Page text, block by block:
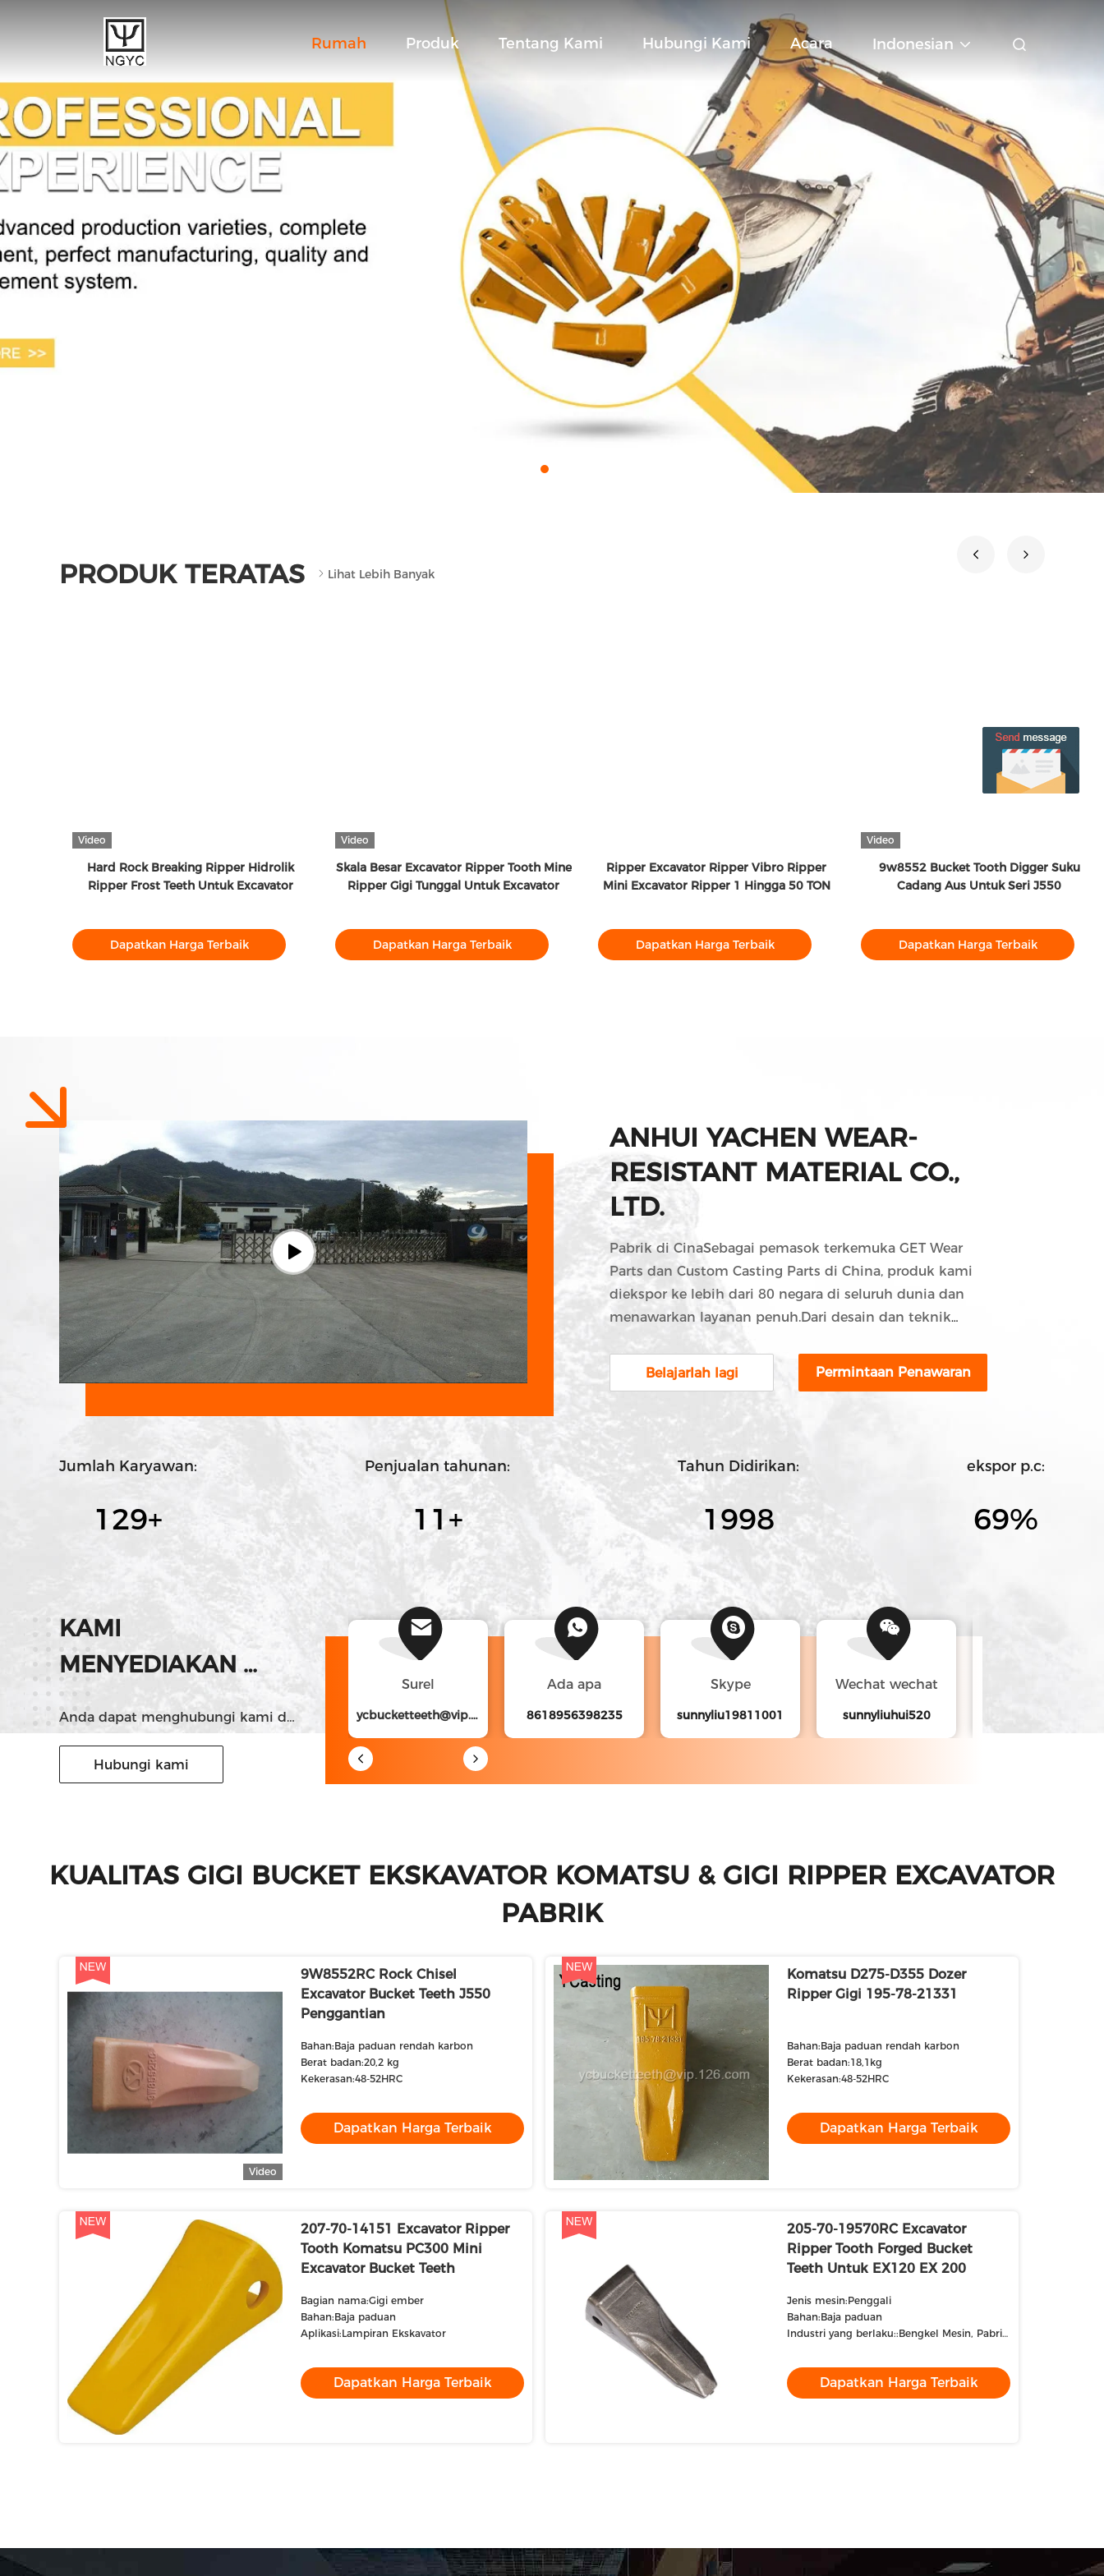
Rumah Produk Tentang Kami Hubungi Kami Acara Indonesian
PRODUK TERATAS Lihat Lebih Banyak
Video
Hard Rock Breaking Ripper Hidrolik
Ripper Frost Teeth Untuk Excavator
Dapatkan Harga Terbaik
Video
Skala Besar Excavator Ripper Tooth Mine
Ripper Gigi Tunggal Untuk Excavator
Dapatkan Harga Terbaik
Ripper Excavator Ripper Vibro Ripper
Mini Excavator Ripper 1 Hingga 50 TON
Dapatkan Harga Terbaik
Video
9w8552 Bucket Tooth Digger Suku
Cadang Aus Untuk Seri J550
Dapatkan Harga Terbaik
ANHUI YACHEN WEAR-
RESISTANT MATERIAL CO.,
LTD.
Pabrik di CinaSebagai pemasok terkemuka GET Wear
Parts dan Custom Casting Parts di China, produk kami
diekspor ke lebih dari 80 negara di seluruh dunia dan
menawarkan layanan penuh.Dari desain dan teknik
hingga fabrikasi dan pengiriman, tim kami menangani
setiap langkah pembuatan dan penggunaan produk
kami.Pengecoran ANHUI YACHEN menggunakan
pengalaman bertahun-tahun untuk mengembangkan
konstruksi, mesin teknik, dan pemeliharaan
jalan.Rentang ...
Belajarlah lagi Permintaan Penawaran
Jumlah Karyawan:
130+
Penjualan tahunan:
12+
Tahun Didirikan:
2001
ekspor p.c:
70%
KAMI
MENYEDIAKAN
LAYANAN TERBAIK!
Anda dapat menghubungi kami dengan berbagai cara
Hubungi kami
Wechat wechat
sunnyliuhui520
Surel
ycbucketteeth@vip.126.com
Ada apa
8618956398235
Skype
sunnyliu19811001
Wechat wechat
sunnyliuhui520
KUALITAS GIGI BUCKET EKSKAVATOR KOMATSU & GIGI RIPPER EXCAVATOR
PABRIK
Video
9W8552RC Rock Chisel
Excavator Bucket Teeth J550
Penggantian
Bahan:Baja paduan rendah karbon
Berat badan:20,2 kg
Kekerasan:48-52HRC
Dapatkan Harga Terbaik
Komatsu D275-D355 Dozer
Ripper Gigi 195-78-21331
Bahan:Baja paduan rendah karbon
Berat badan:18,1kg
Kekerasan:48-52HRC
Dapatkan Harga Terbaik
207-70-14151 Excavator Ripper
Tooth Komatsu PC300 Mini
Excavator Bucket Teeth
Bagian nama:Gigi ember
Bahan:Baja paduan
Aplikasi:Lampiran Ekskavator
Dapatkan Harga Terbaik
205-70-19570RC Excavator
Ripper Tooth Forged Bucket
Teeth Untuk EX120 EX 200
Jenis mesin:Penggali
Bahan:Baja paduan
Industri yang berlaku::Bengkel Mesin, Pabrik
Dapatkan Harga Terbaik